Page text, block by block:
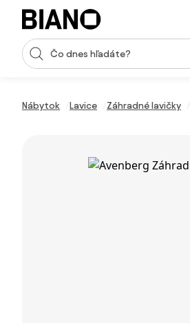
Preskočiť navigáciu, prejsť na obsah
Vstup pre vyhľadávanie
Nábytok Lavice Záhradné lavičky